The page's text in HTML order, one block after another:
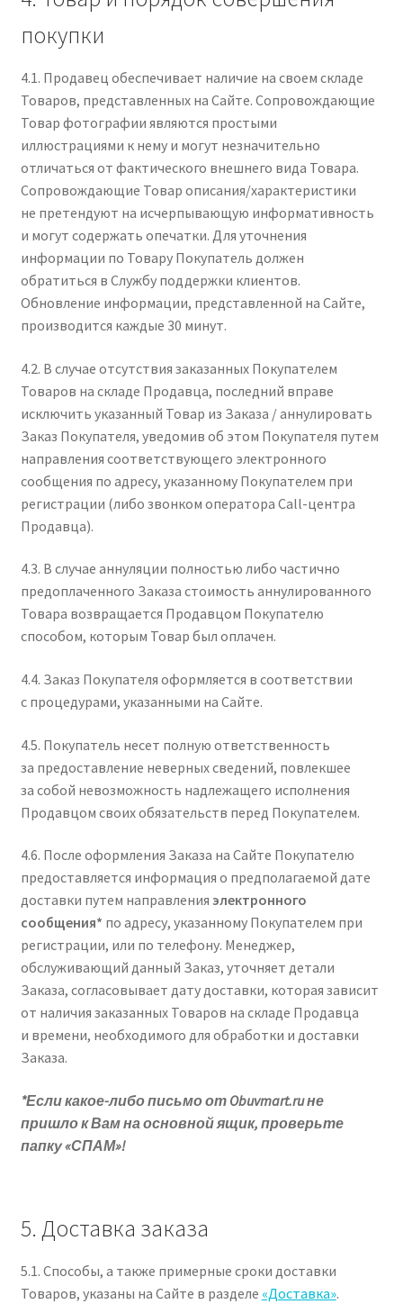
покупки
4.1. Продавец обеспечивает наличие на своем складе
Товаров, представленных на Сайте. Сопровождающие
Товар фотографии являются простыми
иллюстрациями к нему и могут незначительно
отличаться от фактического внешнего вида Товара.
Сопровождающие Товар описания/характеристики
не претендуют на исчерпывающую информативность
и могут содержать опечатки. Для уточнения
информации по Товару Покупатель должен
обратиться в Службу поддержки клиентов.
Обновление информации, представленной на Сайте,
производится каждые 30 минут.
4.2. В случае отсутствия заказанных Покупателем
Товаров на складе Продавца, последний вправе
исключить указанный Товар из Заказа / аннулировать
Заказ Покупателя, уведомив об этом Покупателя путем
направления соответствующего электронного
сообщения по адресу, указанному Покупателем при
регистрации (либо звонком оператора Call-центра
Продавца).
4.3. В случае аннуляции полностью либо частично
предоплаченного Заказа стоимость аннулированного
Товара возвращается Продавцом Покупателю
способом, которым Товар был оплачен.
4.4. Заказ Покупателя оформляется в соответствии
с процедурами, указанными на Сайте.
4.5. Покупатель несет полную ответственность
за предоставление неверных сведений, повлекшее
за собой невозможность надлежащего исполнения
Продавцом своих обязательств перед Покупателем.
4.6. После оформления Заказа на Сайте Покупателю
предоставляется информация о предполагаемой дате
доставки путем направления электронного
сообщения* по адресу, указанному Покупателем при
регистрации, или по телефону. Менеджер,
обслуживающий данный Заказ, уточняет детали
Заказа, согласовывает дату доставки, которая зависит
от наличия заказанных Товаров на складе Продавца
и времени, необходимого для обработки и доставки
Заказа.
*Если какое-либо письмо от Obuvmart.ru не
пришло к Вам на основной ящик, проверьте
папку «СПАМ»!
5. Доставка заказа
5.1. Способы, а также примерные сроки доставки
Товаров, указаны на Сайте в разделе «Доставка».